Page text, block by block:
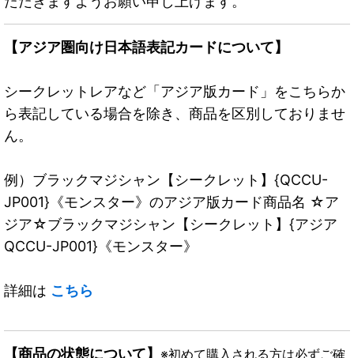
【アジア圏向け日本語表記カードについて】
シークレットレアなど「アジア版カード」をこちらか
ら表記している場合を除き、商品を区別しておりませ
ん。
例）ブラックマジシャン【シークレット】{QCCU-
JP001}《モンスター》のアジア版カード商品名 ☆ア
ジア☆ブラックマジシャン【シークレット】{アジア
QCCU-JP001}《モンスター》
詳細は こちら
【商品の状態について】 ※初めて購入される方は必ずご確